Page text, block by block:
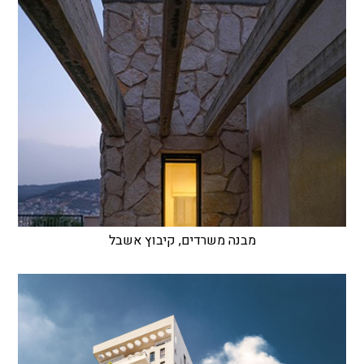
מבנה משרדים, קיבוץ אשבל